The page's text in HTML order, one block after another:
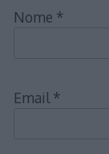
Nome *
Email *